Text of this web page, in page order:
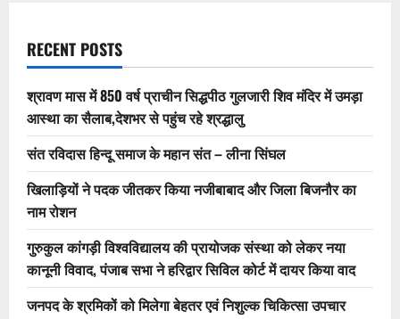
RECENT POSTS
श्रावण मास में 850 वर्ष प्राचीन सिद्धपीठ गुलजारी शिव मंदिर में उमड़ा
आस्था का सैलाब,देशभर से पहुंच रहे श्रद्धालु
संत रविदास हिन्दू समाज के महान संत – लीना सिंघल
खिलाड़ियों ने पदक जीतकर किया नजीबाबाद और जिला बिजनौर का
नाम रोशन
गुरुकुल कांगड़ी विश्वविद्यालय की प्रायोजक संस्था को लेकर नया
कानूनी विवाद, पंजाब सभा ने हरिद्वार सिविल कोर्ट में दायर किया वाद
जनपद के श्रमिकों को मिलेगा बेहतर एवं निशुल्क चिकित्सा उपचार